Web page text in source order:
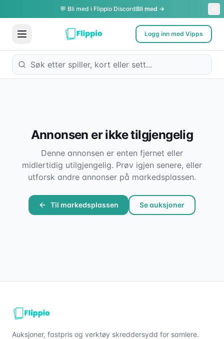
💬 Bli med i Flippio DiscordBli med →
Logg inn med Vipps
Annonsen er ikke tilgjengelig
Denne annonsen er enten fjernet eller
midlertidig utilgjengelig. Prøv igjen senere, eller
utforsk andre annonser på markedsplassen.
Til markedsplassen Se auksjoner
Auksjoner, fastpris og verktøy skreddersydd for samlere.